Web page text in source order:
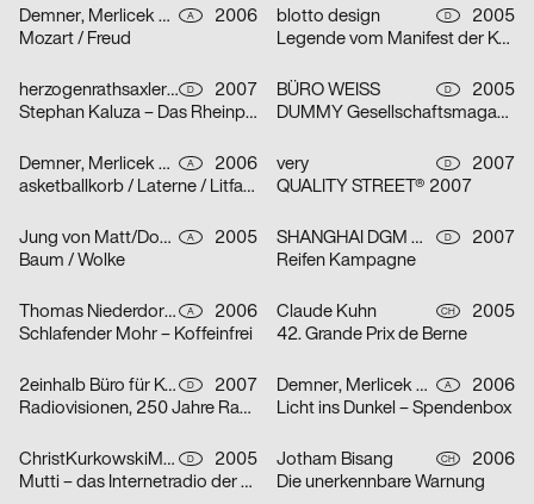
Demner, Merlicek & Bergmann A
2006
Mozart / Freud
blotto design D
2005
Legende vom Manifest der Kommunistischen Partei
herzogenrathsaxler design D
2007
Stephan Kaluza – Das Rheinprojekt
BÜRO WEISS D
2005
DUMMY Gesellschaftsmagazin – Thema Revolution
Demner, Merlicek & Bergmann A
2006
asketballkorb / Laterne / Litfaßsäule
very D
2007
QUALITY STREET® 2007
Jung von Matt/Donau Werbeagentur GmbH A
2005
Baum / Wolke
SHANGHAI DGM Werbeagentur GmbH & Co. KG D
2007
Reifen Kampagne
Thomas Niederdorfer, Demner, Merlicek & Bergmann A
2006
Schlafender Mohr – Koffeinfrei
Claude Kuhn CH
2005
42. Grande Prix de Berne
2einhalb Büro für Kommunikation, mischen D
2007
Radiovisionen, 250 Jahre Radio
Demner, Merlicek & Bergmann A
2006
Licht ins Dunkel – Spendenbox
ChristKurkowskiMannsSchmidt D
2005
Mutti – das Internetradio der Kunsthochschule Berlin-Weißensee
Jotham Bisang CH
2006
Die unerkennbare Warnung